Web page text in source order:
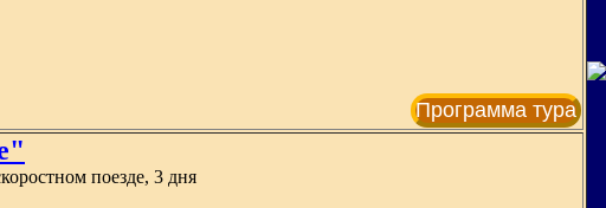
Программа тура
поезде, 3 дня